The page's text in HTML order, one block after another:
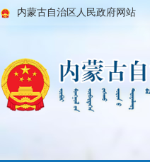
内蒙古自治区人民政府网站